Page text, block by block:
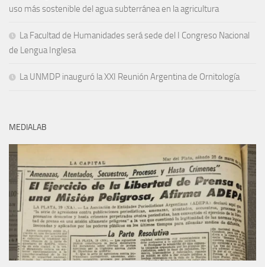
uso más sostenible del agua subterránea en la agricultura
La Facultad de Humanidades será sede del I Congreso Nacional
de Lengua Inglesa
La UNMDP inauguró la XXI Reunión Argentina de Ornitología
MEDIALAB